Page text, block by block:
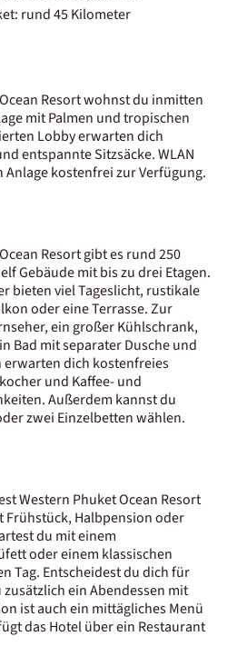
rund 45 Kilometer
Resort wohnst du inmitten
mit Palmen und tropischen
Lobby erwarten dich
entspannte Sitzsäcke. WLAN
kostenfrei zur Verfügung.
Resort gibt es rund 250
Gebäude mit bis zu drei Etagen.
bieten viel Tageslicht, rustikale
oder eine Terrasse. Zur
ein großer Kühlschrank,
Bad mit separater Dusche und
erwarten dich kostenfreies
und Kaffee- und
Außerdem kannst du
zwei Einzelbetten wählen.
Western Phuket Ocean Resort
Frühstück, Halbpension oder
du mit einem
oder einem klassischen
Tag. Entscheidest du dich für
ein Abendessen mit
ist auch ein mittägliches Menü
das Hotel über ein Restaurant